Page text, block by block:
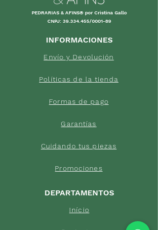
PEDRARIAS & AFINS® por Cristina Gallo
CNPJ: 39.334.455/0001-89
INFORMACIONES
Envío y Devolución
Políticas de la tienda
Formas de pago
Garantías
Cuidando tus piezas
Promociones
DEPARTAMENTOS
Início